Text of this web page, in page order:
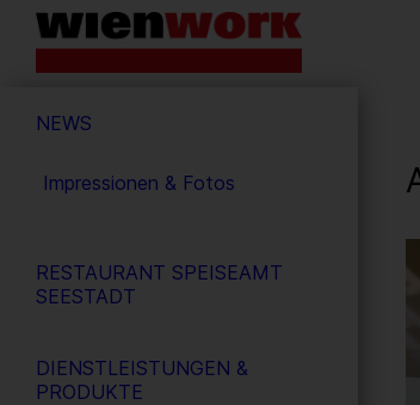
Barrierefreie
Bedienung
Webseite
NEWS
Impressionen & Fotos
RESTAURANT SPEISEAMT
SEESTADT
DIENSTLEISTUNGEN &
PRODUKTE